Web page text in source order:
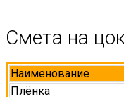
Смета на
Наименование
Плёнка